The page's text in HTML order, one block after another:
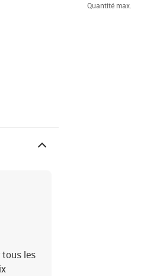
Quantité max.
tous les